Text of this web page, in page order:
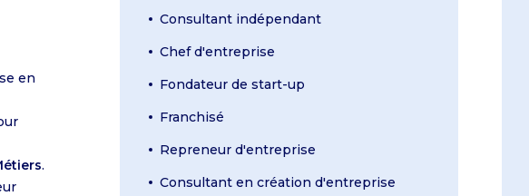
en
.
Consultant indépendant
Chef d'entreprise
Fondateur de start-up
Franchisé
Repreneur d'entreprise
Consultant en création d'entreprise